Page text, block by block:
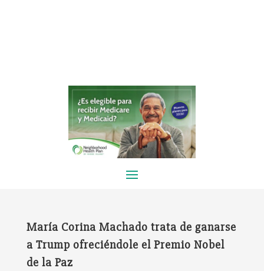
María Corina Machado trata de ganarse
a Trump ofreciéndole el Premio Nobel
de la Paz